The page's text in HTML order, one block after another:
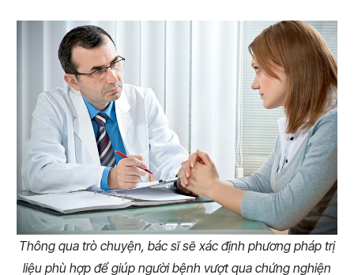
Thông qua trò chuyện, bác sĩ sẽ xác định phương pháp trị
liệu phù hợp để giúp người bệnh vượt qua chứng nghiện